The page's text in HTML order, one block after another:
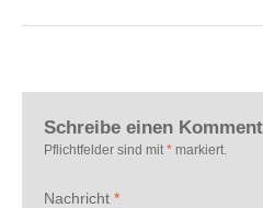
Schreibe einen
Pflichtfelder sind mit * markiert.
Nachricht *